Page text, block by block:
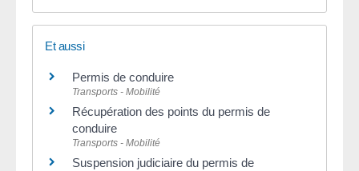
Et aussi
Permis de conduire
Transports - Mobilité
Récupération des points du permis de
conduire
Transports - Mobilité
Suspension judiciaire du permis de